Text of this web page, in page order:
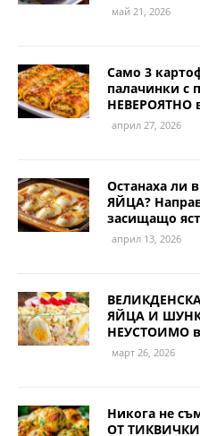
май 21, 2026
Само 3
палачинки с
НЕВЕРОЯТНО
април 27, 2026
Останаха ли
ЯЙЦА?
засищащо
април 13, 2026
ЯЙЦА И
НЕУСТОИМО
март 26, 2026
Никога не
ОТ ТИКВИЧКИ!